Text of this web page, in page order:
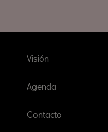
Visión
Agenda
Contacto